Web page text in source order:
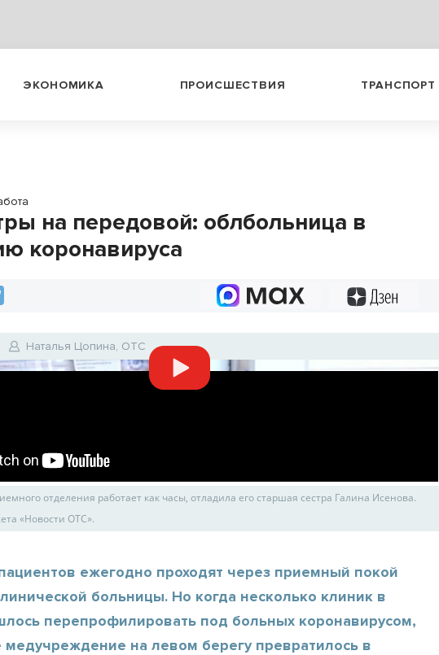
ЭКОНОМИКА ПРОИСШЕСТВИЯ ТРАНСПОРТ
на передовой: облбольница в
коронавируса
Наталья Цопина, ОТС
отделения работает как часы, отладила его старшая сестра Галина Исенова.
«Новости ОТС».
ежегодно проходят через приемный покой
больницы. Но когда несколько клиник в
перепрофилировать под больных коронавирусом,
на левом берегу превратилось в